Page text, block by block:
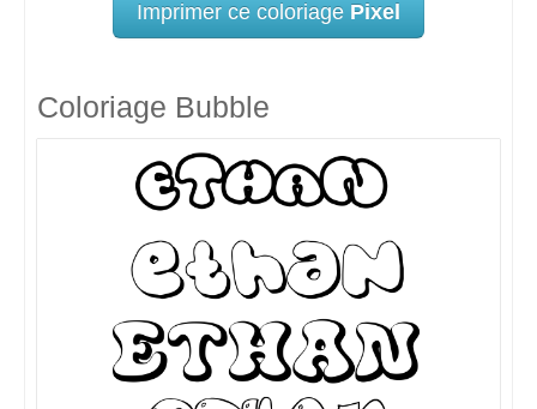
Imprimer ce coloriage Pixel
Coloriage Bubble